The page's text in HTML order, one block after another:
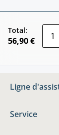
Total:
56,90 €
Ligne
Service